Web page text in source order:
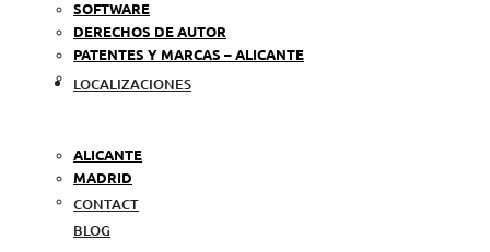
SOFTWARE
DERECHOS DE AUTOR
PATENTES Y MARCAS – ALICANTE
LOCALIZACIONES
ALICANTE
MADRID
CONTACT
BLOG